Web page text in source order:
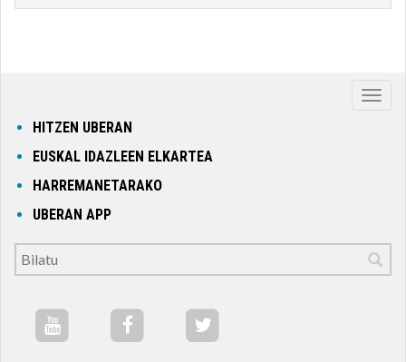
HITZEN UBERAN
EUSKAL IDAZLEEN ELKARTEA
HARREMANETARAKO
UBERAN APP